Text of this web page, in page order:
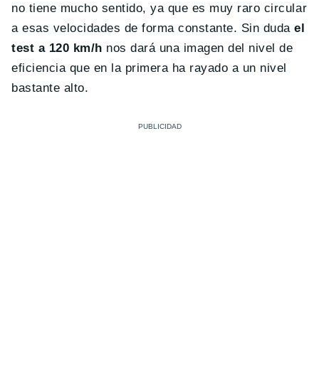
no tiene mucho sentido, ya que es muy raro circular
a esas velocidades de forma constante. Sin dudael
test a 120 km/h nos dará una imagen del nivel de
eficiencia que en la primera ha rayado a un nivel
bastante alto.